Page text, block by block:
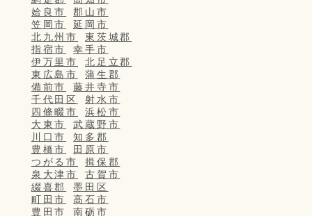
姶良市
郡山市
笠岡市
延岡市
北九州市
東茨城郡
指宿市
幸手市
伊万里市
北足立郡
東広島市
蒲生郡
備前市
藤井寺市
千代田区
射水市
四條畷市
浜松市
大東市
武蔵野市
川口市
知多郡
豊橋市
田原市
つがる市
揖保郡
泉大津市
古賀市
綴喜郡
墨田区
町田市
高石市
豊田市
南砺市